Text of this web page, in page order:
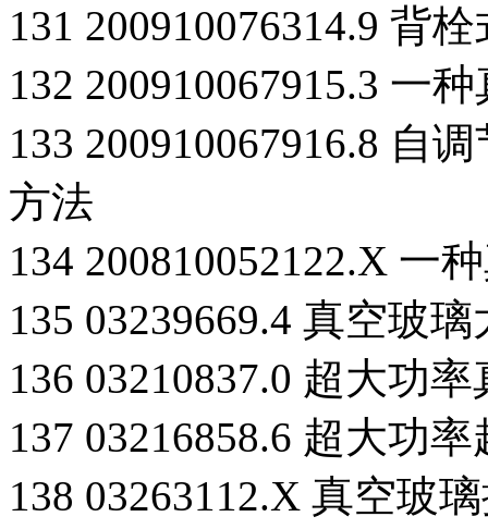
131 200910076314.9 背
132 200910067915.3 一
133 200910067916.8 自
方法
134 200810052122.X 一
135 03239669.4 真空玻
136 03210837.0 超大功
137 03216858.6 超大功
138 03263112.X 真空玻